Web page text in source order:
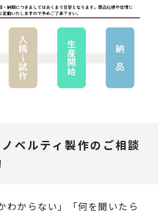
ベルティ製作のご相談
わからない」「何を聞いたら